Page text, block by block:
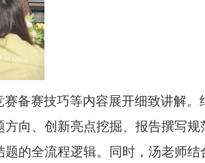
赛备赛技巧等内容展开细致讲解。
向、创新亮点挖掘、报告撰写规
的全流程逻辑。同时，汤老师结